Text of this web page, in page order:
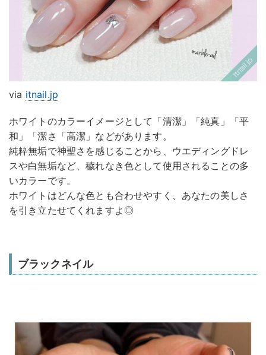
via itnail.jp
ホワイトのカラーイメージとして「清潔」「純真」「平
和」「潔さ「高潔」などがあります。
純粋無垢で神聖さを感じることから、ウエディングドレ
スや白無垢など、穢れなき色として使用されることの多
いカラーです。
ホワイトはどんな色とも合わせやすく、あなたの美しさ
を引き立たせてくれますよ◎
ブラックネイル